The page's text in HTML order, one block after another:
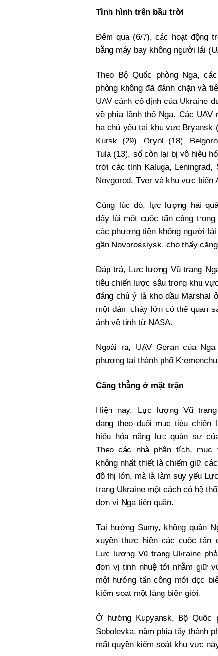
Tình hình trên bầu trời
Đêm qua (6/7), các hoạt động
bằng máy bay không người lái
Theo Bộ Quốc phòng Nga,
phòng không đã đánh chặn và
UAV cánh cố định của Ukraine
về phía lãnh thổ Nga. Các UAV
hạ chủ yếu tại khu vực Bryansk
Kursk (29), Oryol (18),
Tula (13), số còn lại bị vô hiệu
trời các tỉnh Kaluga, Leningrad,
Novgorod, Tver và khu vực biển
Cùng lúc đó, lực lượng hải
đẩy lùi một cuộc tấn công trong
các phương tiện không người
gần Novorossiysk, cho thấy
Đáp trả, Lực lượng Vũ trang
tiêu chiến lược sâu trong khu
đáng chú ý là kho dầu Marshal
một đám cháy lớn có thể quan
ảnh vệ tinh từ NASA.
Ngoài ra, UAV Geran của
phương tại thành phố
Căng thẳng ở mặt trận
Hiện nay, Lực lượng Vũ
đang theo đuổi mục tiêu chiến
hiệu hóa năng lực quân sự
Theo các nhà phân tích, mục
không nhất thiết là chiếm giữ
đô thị lớn, mà là làm suy yếu
trang Ukraine một cách có hệ
đơn vị Nga tiến quân.
Tại hướng Sumy, không quân
xuyên thực hiện các cuộc tấn
Lực lượng Vũ trang Ukraine
đơn vị tinh nhuệ tới nhằm giữ
một hướng tấn công mới dọc
kiểm soát một làng biên giới.
Ở hướng Kupyansk, Bộ Quốc
Sobolevka, nằm phía tây thành
mất quyền kiểm soát khu vực